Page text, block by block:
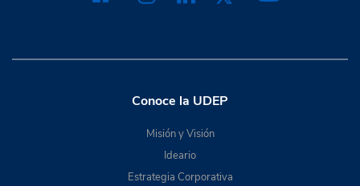
Conoce la UDEP
Misión y Visión
Ideario
Estrategia Corporativa